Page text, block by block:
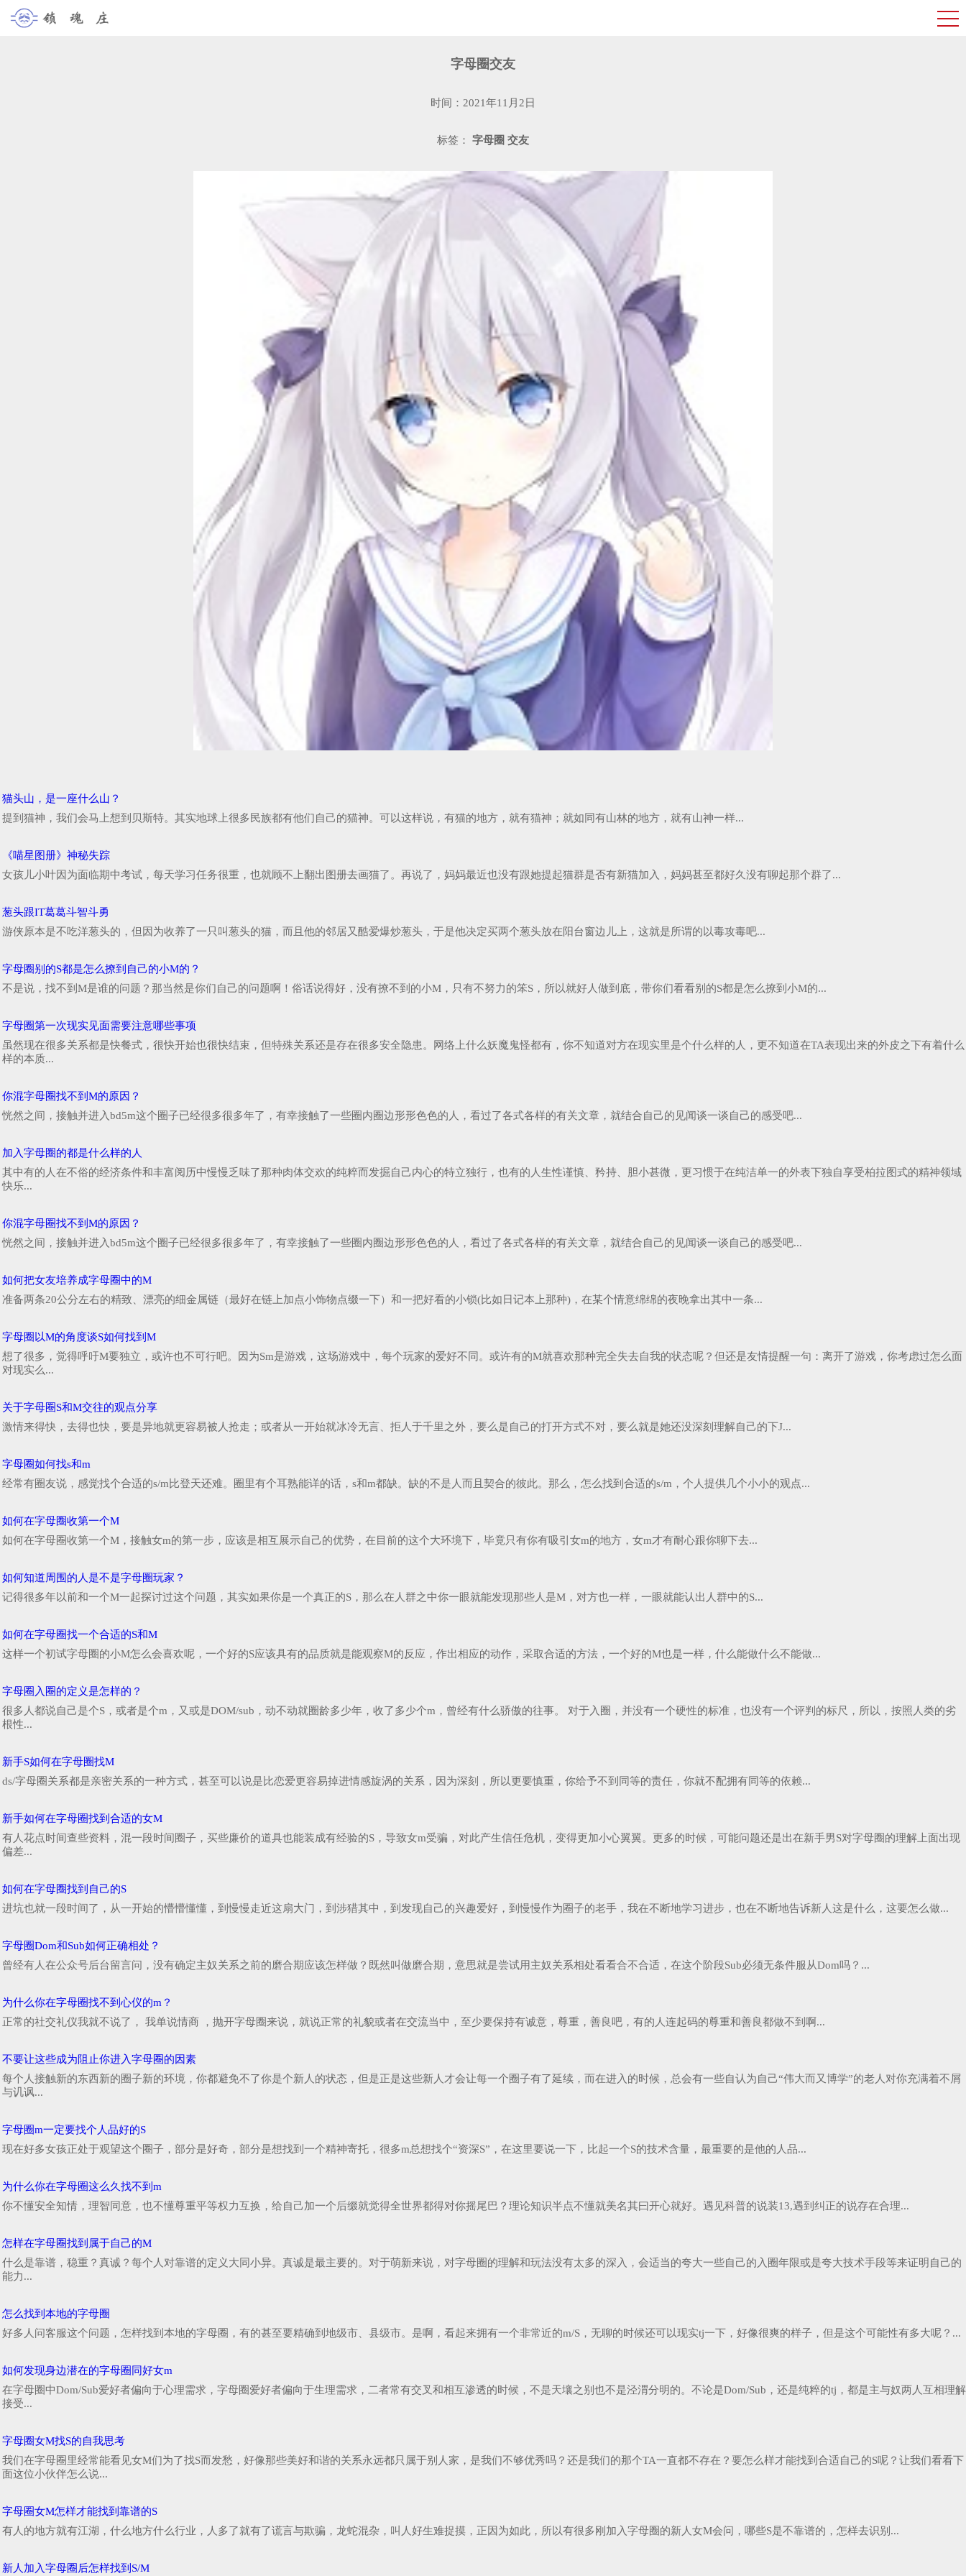
字母圈交友
时间：2021年11月2日
标签： 字母圈 交友
猫头山，是一座什么山？
提到猫神，我们会马上想到贝斯特。其实地球上很多民族都有他们自己的猫神。可以这样说，有猫的地方，就有猫神；就如同有山林的地方，就有山神一样...
《喵星图册》神秘失踪
女孩儿小叶因为面临期中考试，每天学习任务很重，也就顾不上翻出图册去画猫了。再说了，妈妈最近也没有跟她提起猫群是否有新猫加入，妈妈甚至都好久没有聊起那个群了...
葱头跟IT葛葛斗智斗勇
游侠原本是不吃洋葱头的，但因为收养了一只叫葱头的猫，而且他的邻居又酷爱爆炒葱头，于是他决定买两个葱头放在阳台窗边儿上，这就是所谓的以毒攻毒吧...
字母圈别的S都是怎么撩到自己的小M的？
不是说，找不到M是谁的问题？那当然是你们自己的问题啊！俗话说得好，没有撩不到的小M，只有不努力的笨S，所以就好人做到底，带你们看看别的S都是怎么撩到小M的...
字母圈第一次现实见面需要注意哪些事项
虽然现在很多关系都是快餐式，很快开始也很快结束，但特殊关系还是存在很多安全隐患。网络上什么妖魔鬼怪都有，你不知道对方在现实里是个什么样的人，更不知道在TA表现出来的外皮之下有着什么
样的本质...
你混字母圈找不到M的原因？
恍然之间，接触并进入bd5m这个圈子已经很多很多年了，有幸接触了一些圈内圈边形形色色的人，看过了各式各样的有关文章，就结合自己的见闻谈一谈自己的感受吧...
加入字母圈的都是什么样的人
其中有的人在不俗的经济条件和丰富阅历中慢慢乏味了那种肉体交欢的纯粹而发掘自己内心的特立独行，也有的人生性谨慎、矜持、胆小甚微，更习惯于在纯洁单一的外表下独自享受柏拉图式的精神领域
快乐...
你混字母圈找不到M的原因？
恍然之间，接触并进入bd5m这个圈子已经很多很多年了，有幸接触了一些圈内圈边形形色色的人，看过了各式各样的有关文章，就结合自己的见闻谈一谈自己的感受吧...
如何把女友培养成字母圈中的M
准备两条20公分左右的精致、漂亮的细金属链（最好在链上加点小饰物点缀一下）和一把好看的小锁(比如日记本上那种)，在某个情意绵绵的夜晚拿出其中一条...
字母圈以M的角度谈S如何找到M
想了很多，觉得呼吁M要独立，或许也不可行吧。因为Sm是游戏，这场游戏中，每个玩家的爱好不同。或许有的M就喜欢那种完全失去自我的状态呢？但还是友情提醒一句：离开了游戏，你考虑过怎么面
对现实么...
关于字母圈S和M交往的观点分享
激情来得快，去得也快，要是异地就更容易被人抢走；或者从一开始就冰冷无言、拒人于千里之外，要么是自己的打开方式不对，要么就是她还没深刻理解自己的下J...
字母圈如何找s和m
经常有圈友说，感觉找个合适的s/m比登天还难。圈里有个耳熟能详的话，s和m都缺。缺的不是人而且契合的彼此。那么，怎么找到合适的s/m，个人提供几个小小的观点...
如何在字母圈收第一个M
如何在字母圈收第一个M，接触女m的第一步，应该是相互展示自己的优势，在目前的这个大环境下，毕竟只有你有吸引女m的地方，女m才有耐心跟你聊下去...
如何知道周围的人是不是字母圈玩家？
记得很多年以前和一个M一起探讨过这个问题，其实如果你是一个真正的S，那么在人群之中你一眼就能发现那些人是M，对方也一样，一眼就能认出人群中的S...
如何在字母圈找一个合适的S和M
这样一个初试字母圈的小M怎么会喜欢呢，一个好的S应该具有的品质就是能观察M的反应，作出相应的动作，采取合适的方法，一个好的M也是一样，什么能做什么不能做...
字母圈入圈的定义是怎样的？
很多人都说自己是个S，或者是个m，又或是DOM/sub，动不动就圈龄多少年，收了多少个m，曾经有什么骄傲的往事。 对于入圈，并没有一个硬性的标准，也没有一个评判的标尺，所以，按照人类的劣
根性...
新手S如何在字母圈找M
ds/字母圈关系都是亲密关系的一种方式，甚至可以说是比恋爱更容易掉进情感旋涡的关系，因为深刻，所以更要慎重，你给予不到同等的责任，你就不配拥有同等的依赖...
新手如何在字母圈找到合适的女M
有人花点时间查些资料，混一段时间圈子，买些廉价的道具也能装成有经验的S，导致女m受骗，对此产生信任危机，变得更加小心翼翼。更多的时候，可能问题还是出在新手男S对字母圈的理解上面出现
偏差...
如何在字母圈找到自己的S
进坑也就一段时间了，从一开始的懵懵懂懂，到慢慢走近这扇大门，到涉猎其中，到发现自己的兴趣爱好，到慢慢作为圈子的老手，我在不断地学习进步，也在不断地告诉新人这是什么，这要怎么做...
字母圈Dom和Sub如何正确相处？
曾经有人在公众号后台留言问，没有确定主奴关系之前的磨合期应该怎样做？既然叫做磨合期，意思就是尝试用主奴关系相处看看合不合适，在这个阶段Sub必须无条件服从Dom吗？...
为什么你在字母圈找不到心仪的m？
正常的社交礼仪我就不说了， 我单说情商 ，抛开字母圈来说，就说正常的礼貌或者在交流当中，至少要保持有诚意，尊重，善良吧，有的人连起码的尊重和善良都做不到啊...
不要让这些成为阻止你进入字母圈的因素
每个人接触新的东西新的圈子新的环境，你都避免不了你是个新人的状态，但是正是这些新人才会让每一个圈子有了延续，而在进入的时候，总会有一些自认为自己“伟大而又博学”的老人对你充满着不屑
与讥讽...
字母圈m一定要找个人品好的S
现在好多女孩正处于观望这个圈子，部分是好奇，部分是想找到一个精神寄托，很多m总想找个“资深S”，在这里要说一下，比起一个S的技术含量，最重要的是他的人品...
为什么你在字母圈这么久找不到m
你不懂安全知情，理智同意，也不懂尊重平等权力互换，给自己加一个后缀就觉得全世界都得对你摇尾巴？理论知识半点不懂就美名其曰开心就好。遇见科普的说装13,遇到纠正的说存在合理...
怎样在字母圈找到属于自己的M
什么是靠谱，稳重？真诚？每个人对靠谱的定义大同小异。真诚是最主要的。对于萌新来说，对字母圈的理解和玩法没有太多的深入，会适当的夸大一些自己的入圈年限或是夸大技术手段等来证明自己的
能力...
怎么找到本地的字母圈
好多人问客服这个问题，怎样找到本地的字母圈，有的甚至要精确到地级市、县级市。是啊，看起来拥有一个非常近的m/S，无聊的时候还可以现实tj一下，好像很爽的样子，但是这个可能性有多大呢？...
如何发现身边潜在的字母圈同好女m
在字母圈中Dom/Sub爱好者偏向于心理需求，字母圈爱好者偏向于生理需求，二者常有交叉和相互渗透的时候，不是天壤之别也不是泾渭分明的。不论是Dom/Sub，还是纯粹的tj，都是主与奴两人互相理解
接受...
字母圈女M找S的自我思考
我们在字母圈里经常能看见女M们为了找S而发愁，好像那些美好和谐的关系永远都只属于别人家，是我们不够优秀吗？还是我们的那个TA一直都不存在？要怎么样才能找到合适自己的S呢？让我们看看下
面这位小伙伴怎么说...
字母圈女M怎样才能找到靠谱的S
有人的地方就有江湖，什么地方什么行业，人多了就有了谎言与欺骗，龙蛇混杂，叫人好生难捉摸，正因为如此，所以有很多刚加入字母圈的新人女M会问，哪些S是不靠谱的，怎样去识别...
新人加入字母圈后怎样找到S/M